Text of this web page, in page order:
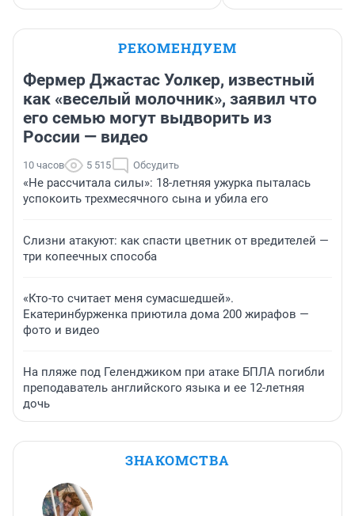
РЕКОМЕНДУЕМ
Фермер Джастас Уолкер, известный
как «веселый молочник», заявил что
его семью могут выдворить из
России — видео
10 часов 5 515 Обсудить
«Не рассчитала силы»: 18-летняя ужурка пыталась
успокоить трехмесячного сына и убила его
Слизни атакуют: как спасти цветник от вредителей —
три копеечных способа
«Кто-то считает меня сумасшедшей».
Екатеринбурженка приютила дома 200 жирафов —
фото и видео
На пляже под Геленджиком при атаке БПЛА погибли
преподаватель английского языка и ее 12-летняя
дочь
ЗНАКОМСТВА